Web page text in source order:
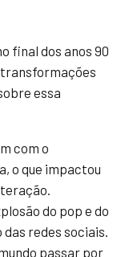
final dos anos 90
transformações
essa
com o
o que impactou
do pop e do
redes sociais.
passar por